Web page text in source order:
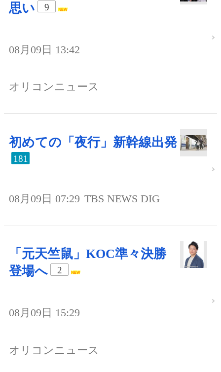
思い
9
08月09日 13:42
オリコンニュース
初めての「夜行」新幹線出発
181
08月09日 07:29 TBS NEWS DIG
「元天竺鼠」KOC準々決勝
登場へ
2
08月09日 15:29
オリコンニュース